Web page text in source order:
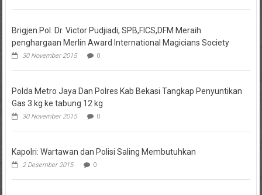
Brigjen.Pol. Dr. Victor Pudjiadi, SPB,FICS,DFM Meraih
penghargaan Merlin Award International Magicians Society
30 November 2015 0
Polda Metro Jaya Dan Polres Kab Bekasi Tangkap Penyuntikan
Gas 3 kg ke tabung 12 kg
30 November 2015 0
Kapolri: Wartawan dan Polisi Saling Membutuhkan
2 Desember 2015 0